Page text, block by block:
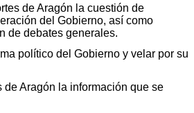
de Aragón la cuestión de
del Gobierno, así como
de debates generales.
político del Gobierno y velar por su
de Aragón la información que se